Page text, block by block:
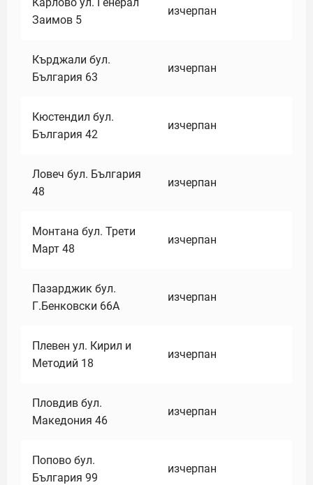
Заимов 5
изчерпан
Кърджали бул.
България 63
изчерпан
Кюстендил бул.
България 42
изчерпан
Ловеч бул. България
48
изчерпан
Монтана бул. Трети
Март 48
изчерпан
Пазарджик бул.
Г.Бенковски 66А
изчерпан
Плевен ул. Кирил и
Методий 18
изчерпан
Пловдив бул.
Македония 46
изчерпан
Попово бул.
България 99
изчерпан